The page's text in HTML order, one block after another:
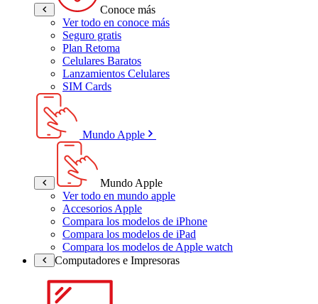
Conoce más
Ver todo en conoce más
Seguro gratis
Plan Retoma
Celulares Baratos
Lanzamientos Celulares
SIM Cards
Mundo Apple
Mundo Apple
Ver todo en mundo apple
Accesorios Apple
Compara los modelos de iPhone
Compara los modelos de iPad
Compara los modelos de Apple watch
Computadores e Impresoras